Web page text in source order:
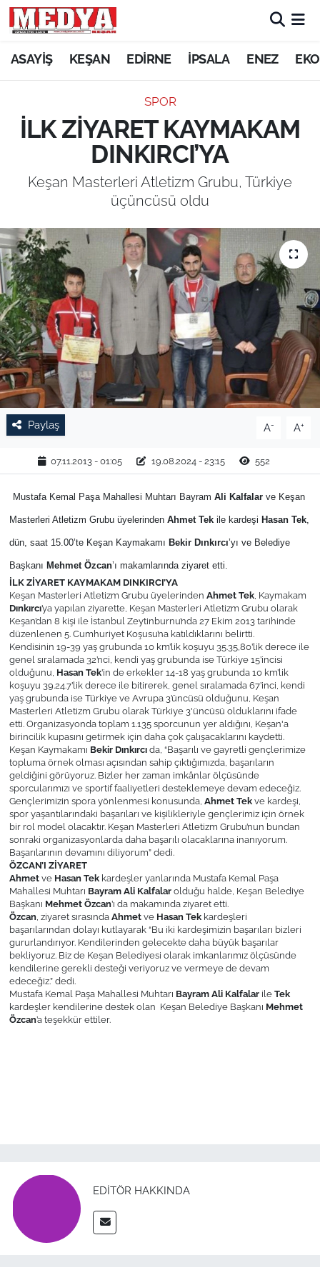
ASAYİŞ KEŞAN EDİRNE İPSALA ENEZ
SPOR
İLK ZİYARET KAYMAKAM
DINKIRCI’YA
Keşan Masterleri Atletizm Grubu, Türkiye
üçüncüsü oldu
Paylaş A- A+
07.11.2013 - 01:05 19.08.2024 - 23:15 552
Mustafa Kemal Paşa Mahallesi Muhtarı Bayram Ali Kalfalarve Keşan
Masterleri Atletizm Grubu üyelerinden Ahmet Tekile kardeşi Hasan Tek,
dün, saat 15.00’te Keşan Kaymakamı Bekir Dınkırcı’yı ve Belediye
Başkanı Mehmet Özcan’ı makamlarında ziyaret etti.
İLK ZİYARET KAYMAKAM DINKIRCI’YA
Keşan Masterleri Atletizm Grubu üyelerinden Ahmet Tek, Kaymakam
Dınkırcı’ya yapılan ziyarette, Keşan Masterleri Atletizm Grubu olarak
Keşan’dan 8 kişi ile İstanbul Zeytinburnu’nda 27 Ekim 2013 tarihinde
düzenlenen 5. Cumhuriyet Koşusu’na katıldıklarını belirtti.
Kendisinin 19-39 yaş grubunda 10 km’lik koşuyu 35.35,80’lik derece ile
genel sıralamada 32’nci, kendi yaş grubunda ise Türkiye 15’incisi
olduğunu, Hasan Tek’in de erkekler 14-18 yaş grubunda 10 km’lik
koşuyu 39.24.7’lik derece ile bitirerek, genel sıralamada 67’inci, kendi
yaş grubunda ise Türkiye ve Avrupa 3’üncüsü olduğunu, Keşan
Masterleri Atletizm Grubu olarak Türkiye 3'üncüsü olduklarını ifade
etti. Organizasyonda toplam 1.135 sporcunun yer aldığını, Keşan'a
birincilik kupasını getirmek için daha çok çalışacaklarını kaydetti.
Keşan Kaymakamı Bekir Dınkırcıda, “Başarılı ve gayretli gençlerimize
topluma örnek olması açısından sahip çıktığımızda, başarıların
geldiğini görüyoruz. Bizler her zaman imkânlar ölçüsünde
sporcularımızı ve sportif faaliyetleri desteklemeye devam edeceğiz.
Gençlerimizin spora yönlenmesi konusunda, Ahmet Tekve kardeşi,
spor yaşantılarındaki başarıları ve kişilikleriyle gençlerimiz için örnek
bir rol model olacaktır. Keşan Masterleri Atletizm Grubu’nun bundan
sonraki organizasyonlarda daha başarılı olacaklarına inanıyorum.
Başarılarının devamını diliyorum”dedi.
ÖZCAN’I ZİYARET
Ahmetve Hasan Tekkardeşler yanlarında Mustafa Kemal Paşa
Mahallesi Muhtarı Bayram Ali Kalfalarolduğu halde, Keşan Belediye
Başkanı Mehmet Özcan’ı da makamında ziyaret etti.
Özcan, ziyaret sırasındaAhmetve Hasan Tekkardeşleri
başarılarından dolayı kutlayarak“Bu iki kardeşimizin başarıları bizleri
gururlandırıyor. Kendilerinden gelecekte daha büyük başarılar
bekliyoruz. Biz de Keşan Belediyesi olarak imkanlarımız ölçüsünde
kendilerine gerekli desteği veriyoruz ve vermeye de devam
edeceğiz.”dedi.
Mustafa Kemal Paşa Mahallesi Muhtarı Bayram Ali Kalfalar ileTek
kardeşler kendilerine destek olan Keşan Belediye Başkanı Mehmet
Özcan’a teşekkür ettiler.
EDITÖR HAKKINDA
KEŞAN
ASAYİŞ
EKONOMİ
SAĞLIK
EĞİTİM
TARIM VE HAYVANCILIK
KÜLTÜR SANAT
RESMİ İLAN
SPOR
YAŞAM
TEKİRDAĞ
KIRKLARELİ
ÇANAKKALE
TÜRKİYE
Bölge
Güvenlik
Genel
Politika
Flaş Haber
Dış Haberler
Magazin
İş Dünyası
Bilim Teknoloji
Gündem-Eğitim